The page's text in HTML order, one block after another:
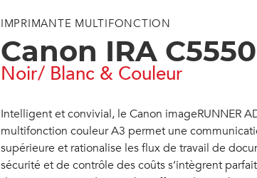
IMPRIMANTE MULTIFONCTION
Canon IRA
Noir/ Blanc & Couleur
Intelligent et convivial, le Canon imageRUNNER
multifonction couleur A3 permet une
supérieure et rationalise les flux de travail de
sécurité et de contrôle des coûts s’intègrent